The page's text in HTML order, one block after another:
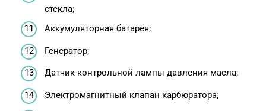
стекла;
Аккумуляторная батарея;
Генератор;
Датчик контрольной лампы давления масла;
Электромагнитный клапан карбюратора;